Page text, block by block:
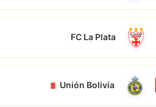
FC La Plata
Unión Bolivia